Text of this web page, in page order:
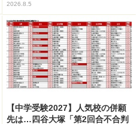
2026.8.5
【中学受験2027】人気校の併願
先は…四谷大塚「第2回合不合判